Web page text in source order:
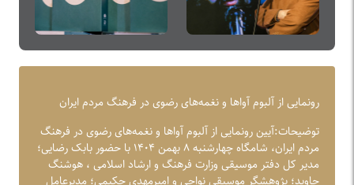
رونمایی از آلبوم آوا‌ها و نغمه‌های رضوی در فرهنگ مردم ایران
توضیحات:آیین رونمایی از آلبوم آوا‌ها و نغمه‌های رضوی در فرهنگ
مردم ایران، شامگاه چهارشنبه ۸ بهمن ١۴٠۴ با حضور بابک رضایی؛
مدیر کل دفتر موسیقی وزارت فرهنگ و ارشاد اسلامی ، هوشنگ
جاوید؛ پژوهشگر موسیقی نواحی و امیرمهدی حکیمی؛ مدیرعامل